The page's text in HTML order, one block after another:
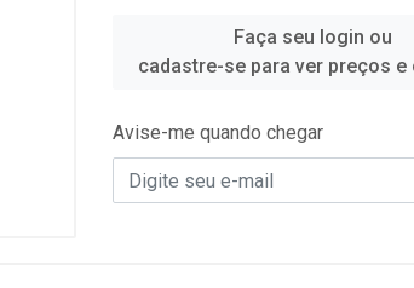
Faça seu login ou
cadastre-se para ver preços e
Avise-me quando chegar